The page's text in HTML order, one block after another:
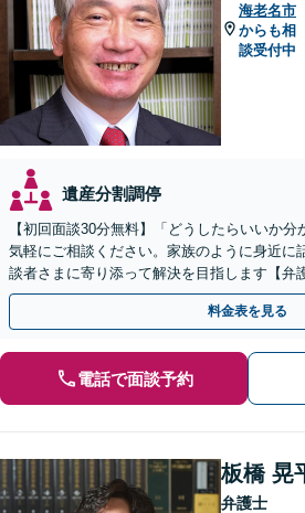
海老名市
からも相
談受付中
遺産分割調停
【初回面談30分無料】「どうしたらいいか
気軽にご相談ください。家族のように身近に
談者さまに寄り添って解決を目指します【弁
分】
料金表を見る
電話で面談予約
板橋 晃
弁護士